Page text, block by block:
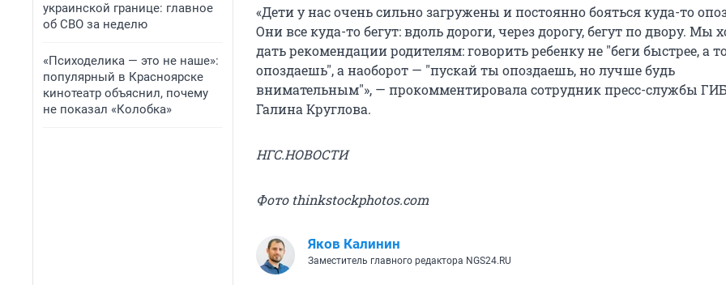
украинской границе: главное
об СВО за неделю
«Психоделика — это не наше»:
популярный в Красноярске
кинотеатр объяснил, почему
не показал «Колобка»
«Дети у нас очень сильно загружены и постоянно бояться куда-то
Они все куда-то бегут: вдоль дороги, через дорогу, бегут по двору. Мы
дать рекомендации родителям: говорить ребенку не "беги быстрее, а
опоздаешь", а наоборот — "пускай ты опоздаешь, но лучше будь
внимательным"», — прокомментировала сотрудник пресс-службы
Галина Круглова.
НГС.НОВОСТИ
Фото thinkstockphotos.com
Яков Калинин
Заместитель главного редактора NGS24.RU